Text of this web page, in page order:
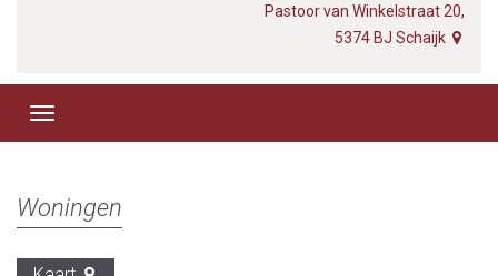
Pastoor van Winkelstraat 20,
5374 BJ Schaijk
Woningen